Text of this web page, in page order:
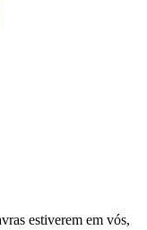
estiverem em vós,